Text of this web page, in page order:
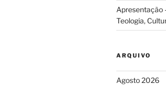
Apresentação
Teologia,
ARQUIVO
Agosto 2026